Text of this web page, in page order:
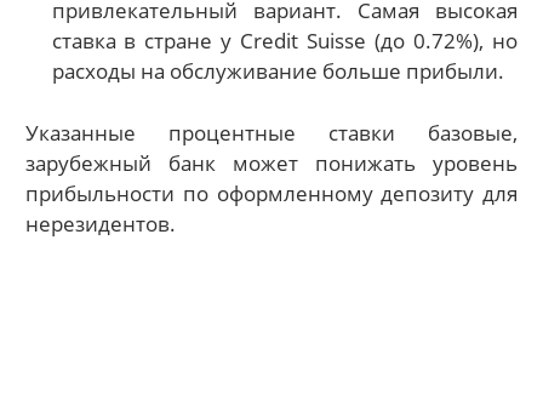
привлекательный вариант. Самая высокая
ставка в стране у Credit Suisse (до 0.72%), но
расходы на обслуживание больше прибыли.
Указанные процентные ставки базовые,
зарубежный банк может понижать уровень
прибыльности по оформленному депозиту для
нерезидентов.